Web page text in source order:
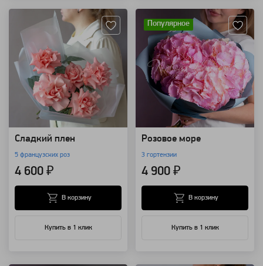
Сладкий плен
5 французских роз
4 600 ₽
Купить в 1 клик
В корзину
Популярное
Розовое море
3 гортензии
4 900 ₽
Купить в 1 клик
В корзину